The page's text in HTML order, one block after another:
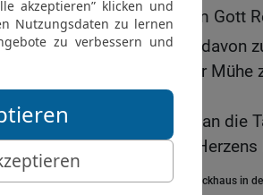
18 Auch jeder Mensch, dem Gott
und den er ermächtigt hat, davon
nehmen und sich bei seiner
Gottes.
19 Denn er denkt nicht viel an die
ihn mit der Freude seines
Elberfelder Bibel 2006, © 2006 SCM R.Brockhaus in